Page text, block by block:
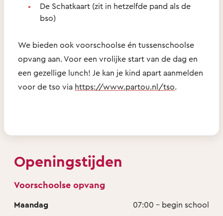
De Schatkaart (zit in hetzelfde pand als de
bso)
We bieden ook voorschoolse én tussenschoolse
opvang aan. Voor een vrolijke start van de dag en
een gezellige lunch! Je kan je kind apart aanmelden
voor de tso via https://www.partou.nl/tso.
Openingstijden
Voorschoolse opvang
Maandag
07:00 - begin school